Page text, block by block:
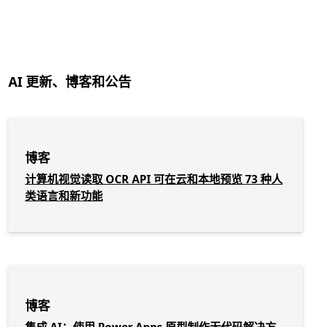
AI 更新、博客和公告
博客
计算机视觉读取 OCR API 可在云和本地预览 73 种人
类语言和新功能
博客